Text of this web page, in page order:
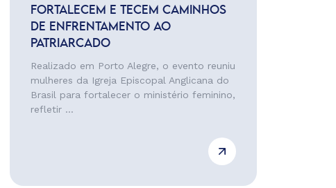
FORTALECEM E TECEM CAMINHOS
DE ENFRENTAMENTO AO
PATRIARCADO
Realizado em Porto Alegre, o evento reuniu
mulheres da Igreja Episcopal Anglicana do
Brasil para fortalecer o ministério feminino,
refletir ...